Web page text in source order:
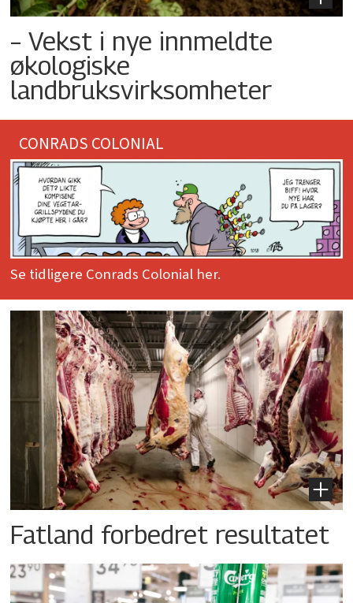
– Vekst i nye innmeldte
økologiske
landbruksvirksomheter
CONRADS COLONIAL
Se tidligere Conrads Colonial her.
Fatland forbedret resultatet